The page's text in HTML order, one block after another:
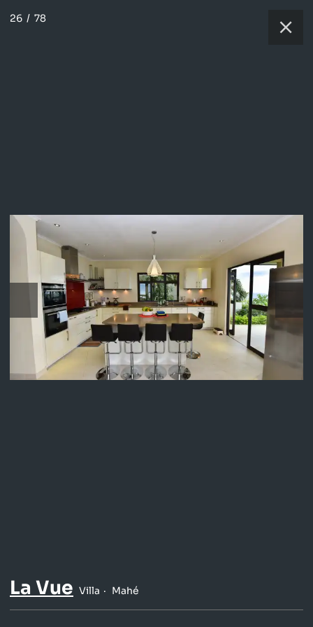
26 / 78
La Vue Villa Mahé